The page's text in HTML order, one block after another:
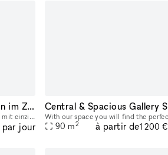
Wunderschöne Event Location im Zentrum von Berlin
Das bock atelier ist eine Eventlocation mit einzigartig schöner Atmosphäre im Graefekiez in Kreuzberg – Berlin. Die Künstler Delia Fröhlich und Max Funkat haben hier einen Ort geschaffen, an dem unve
par jour 90 m2 à partir de1 200 €